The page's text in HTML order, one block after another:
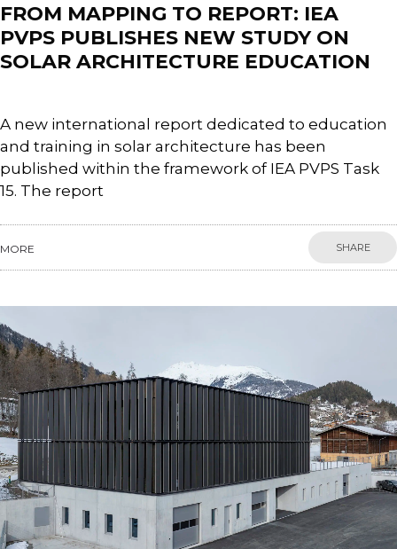
FROM MAPPING TO REPORT: IEA
PVPS PUBLISHES NEW STUDY ON
SOLAR ARCHITECTURE EDUCATION
A new international report dedicated to education
and training in solar architecture has been
published within the framework of IEA PVPS Task
15. The report
MORE SHARE